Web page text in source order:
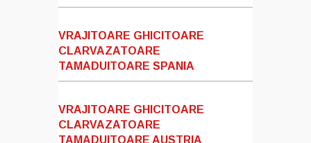
VRAJITOARE GHICITOARE
CLARVAZATOARE
TAMADUITOARE SPANIA
VRAJITOARE GHICITOARE
CLARVAZATOARE
TAMADUITOARE AUSTRIA